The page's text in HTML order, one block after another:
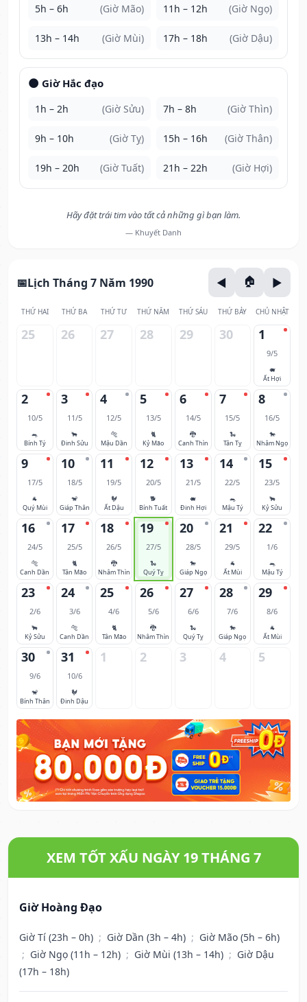
5h – 6h (Giờ Mão) 11h – 12h (Giờ Ngọ)
13h – 14h (Giờ Mùi) 17h – 18h (Giờ Dậu)
🌑 Giờ Hắc đạo
1h – 2h (Giờ Sửu) 7h – 8h (Giờ Thìn)
9h – 10h (Giờ Tỵ) 15h – 16h (Giờ Thân)
19h – 20h (Giờ Tuất) 21h – 22h (Giờ Hợi)
Hãy đặt trái tim vào tất cả những gì bạn làm.
— Khuyết Danh
Lịch Tháng 7 Năm 1990
THỨ HAI THỨ BA THỨ TƯ THỨ NĂM THỨ SÁU THỨ BẢY CHỦ NHẬT
25 26 27 28 29 30 1
9/5
🐖
Ất Hợi
2
10/5
🐀
Bính Tý
3
11/5
🐂
Đinh Sửu
4
12/5
🐅
Mậu Dần
5
13/5
🐈
Kỷ Mão
6
14/5
🐉
Canh Thìn
7
15/5
🐍
Tân Tỵ
8
16/5
🐎
Nhâm Ngọ
9
17/5
🐐
Quý Mùi
10
18/5
🐒
Giáp Thân
11
19/5
🐓
Ất Dậu
12
20/5
🐕
Bính Tuất
13
21/5
🐖
Đinh Hợi
14
22/5
🐀
Mậu Tý
15
23/5
🐂
Kỷ Sửu
16
24/5
🐅
Canh Dần
17
25/5
🐈
Tân Mão
18
26/5
🐉
Nhâm Thìn
19
27/5
🐍
Quý Tỵ
20
28/5
🐎
Giáp Ngọ
21
29/5
🐐
Ất Mùi
22
1/6
🐀
Mậu Tý
23
2/6
🐂
Kỷ Sửu
24
3/6
🐅
Canh Dần
25
4/6
🐈
Tân Mão
26
5/6
🐉
Nhâm Thìn
27
6/6
🐍
Quý Tỵ
28
7/6
🐎
Giáp Ngọ
29
8/6
🐐
Ất Mùi
30
9/6
🐒
Bính Thân
31
10/6
🐓
Đinh Dậu
1 2 3 4 5
XEM TỐT XẤU NGÀY 19 THÁNG 7
Giờ Hoàng Đạo
Giờ Tí (23h – 0h) ; Giờ Dần (3h – 4h) ; Giờ Mão (5h – 6h)
; Giờ Ngọ (11h – 12h) ; Giờ Mùi (13h – 14h) ; Giờ Dậu
(17h – 18h)